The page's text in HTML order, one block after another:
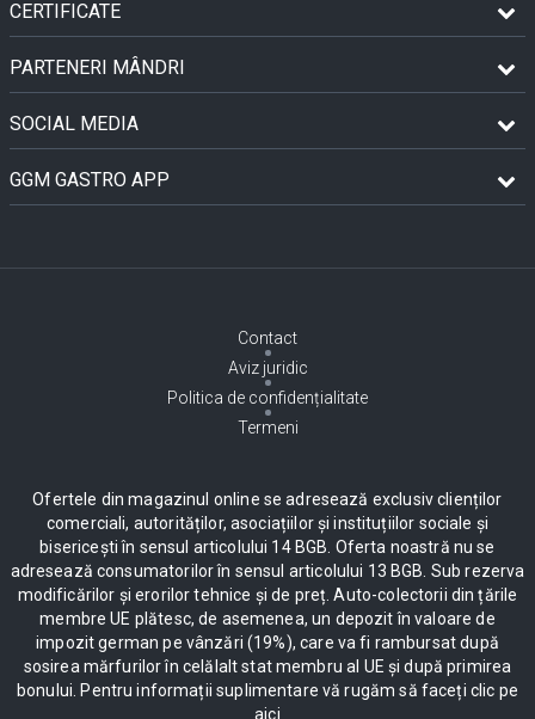
CERTIFICATE
PARTENERI MÂNDRI
SOCIAL MEDIA
GGM GASTRO APP
Contact
Aviz juridic
Politica de confidențialitate
Termeni
Ofertele din magazinul online se adresează exclusiv clienților
comerciali, autorităților, asociațiilor și instituțiilor sociale și
bisericești în sensul articolului 14 BGB. Oferta noastră nu se
adresează consumatorilor în sensul articolului 13 BGB. Sub rezerva
modificărilor și erorilor tehnice și de preț. Auto-colectorii din țările
membre UE plătesc, de asemenea, un depozit în valoare de
impozit german pe vânzări (19%), care va fi rambursat după
sosirea mărfurilor în celălalt stat membru al UE și după primirea
bonului. Pentru informații suplimentare vă rugăm să faceți clic pe
aici